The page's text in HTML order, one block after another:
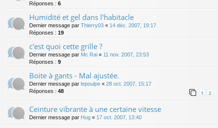
Réponses : 6
Humidité et gel dans l'habitacle
Dernier message par Thierry03 « 14 déc. 2007, 19:17
Réponses : 19
c'est quoi cette grille ?
Dernier message par Mc Rai « 11 nov. 2007, 23:53
Réponses : 9
Boite à gants - Mal ajustée.
Dernier message par lepoulpe « 28 oct. 2007, 15:17
Réponses : 48 1 2
Ceinture vibrante à une certaine vitesse
Dernier message par Hug « 17 oct. 2007, 13:40